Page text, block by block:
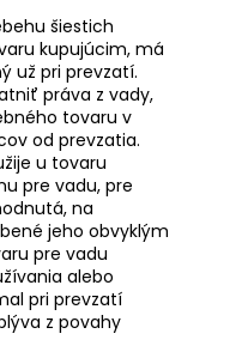
šiestich
kupujúcim, má
už pri prevzatí.
práva z vady,
tovaru v
od prevzatia.
u tovaru
pre vadu, pre
na
jeho obvyklým
pre vadu
alebo
pri prevzatí
z povahy